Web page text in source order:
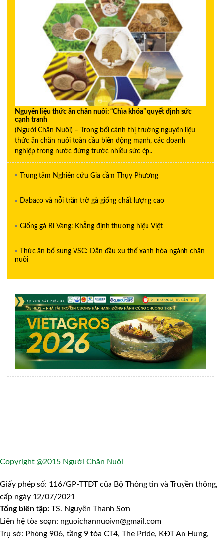
Nguyên liệu thức ăn chăn nuôi: “Chìa khóa” quyết định sức
cạnh tranh
(Người Chăn Nuôi) – Trong bối cảnh thị trường nguyên liệu
thức ăn chăn nuôi toàn cầu biến động mạnh, các doanh
nghiệp trong nước đứng trước nhiều sức ép..
Trung tâm Nghiên cứu Gia cầm Thụy Phương
Dabaco và nỗi trăn trở gà giống chất lượng cao
Giống gà Ri Vàng: Khẳng định thương hiệu Việt
Thức ăn bổ sung VSC: Dẫn đầu xu thế xanh hóa ngành chăn
nuôi
Copyright @2015 Người Chăn Nuôi
Giấy phép số: 116/GP-TTĐT của Bộ Thông tin và Truyền thông,
cấp ngày 12/07/2021
Tổng biên tập: TS. Nguyễn Thanh Sơn
Liên hệ tòa soạn: nguoichannuoivn@gmail.com
Trụ sở: Phòng 906, tầng 9 tòa CT4, The Pride, KĐT An Hưng,